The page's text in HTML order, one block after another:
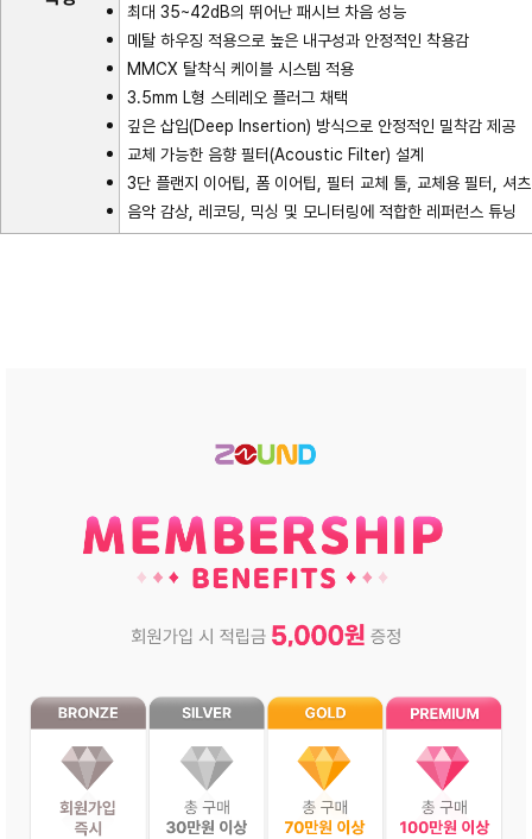
최대 35~42dB의 뛰어난 패시브 차음 성능
메탈 하우징 적용으로 높은 내구성과 안정적인 착용감
MMCX 탈착식 케이블 시스템 적용
3.5mm L형 스테레오 플러그 채택
깊은 삽입(Deep Insertion) 방식으로 안정적인 밀착감 제공
교체 가능한 음향 필터(Acoustic Filter) 설계
3단 플랜지 이어팁, 폼 이어팁, 필터 교체 툴, 교체용 필터, 셔
음악 감상, 레코딩, 믹싱 및 모니터링에 적합한 레퍼런스 튜닝